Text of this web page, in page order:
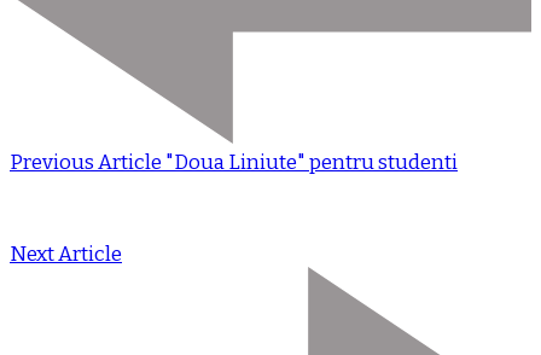
Previous Article "Doua Liniute" pentru studenti
Next Article